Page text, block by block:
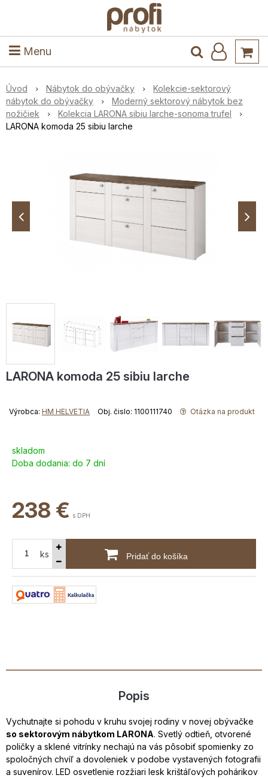
Menu
Kuchyňa a jedáleň
Úvod Nábytok do obývačky
Kolekcie-sektorový
nábytok do obývačky
Moderný sektorový nábytok bez
nožičiek
Kolekcia LARONA sibiu larche-sonoma trufel
LARONA komoda 25 sibiu larche
LARONA komoda 25 sibiu larche
Výrobca: HM HELVETIA Obj. čislo: 1100111740 Otázka na produkt
skladom
Doba dodania: do 7 dní
238 € s DPH
ks Pridať do košíka
Popis
Vychutnajte si pohodu v kruhu svojej rodiny v novej obývačke
so sektorovým nábytkom LARONA. Svetlý odtieň, otvorené
poličky a sklené vitrínky nechajú na vás pôsobiť spomienky zo
spoločných chvíľ a dovoleniek v podobe vystavených fotografii
a suvenírov. LED osvetlenie rozžiari lesk krištáľových pohárikov